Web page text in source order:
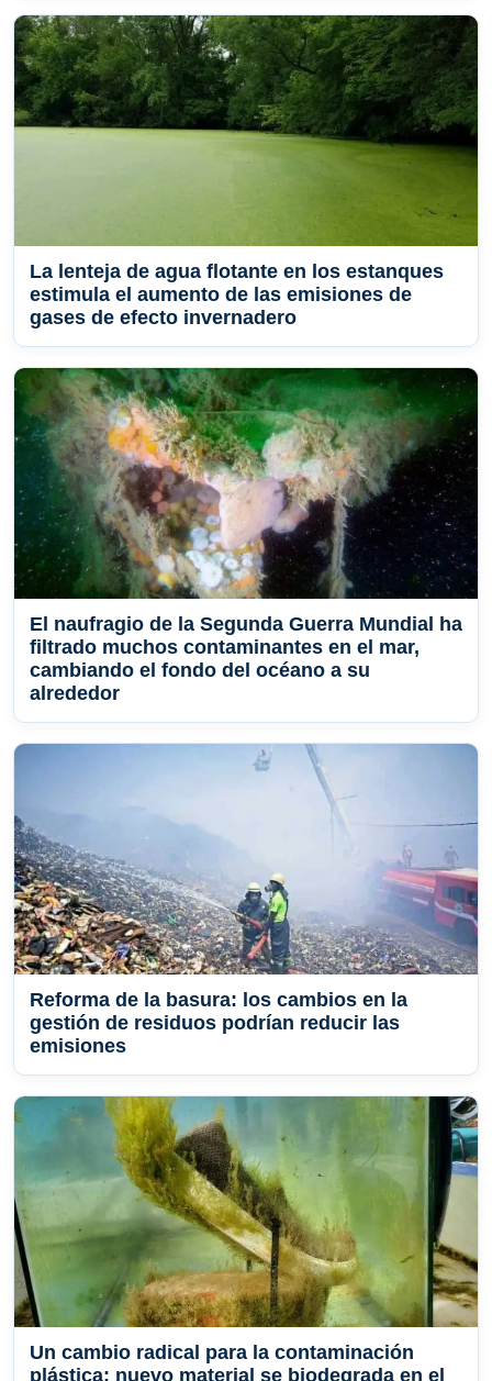
La lenteja de agua flotante en los estanques
estimula el aumento de las emisiones de
gases de efecto invernadero
El naufragio de la Segunda Guerra Mundial ha
filtrado muchos contaminantes en el mar,
cambiando el fondo del océano a su
alrededor
Reforma de la basura: los cambios en la
gestión de residuos podrían reducir las
emisiones
Un cambio radical para la contaminación
plástica: nuevo material se biodegrada en el